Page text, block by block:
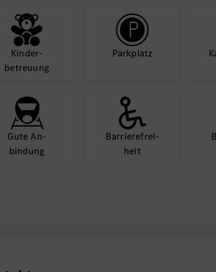
Kinder­
betreuung
Park­platz
Gute An­
bindung
Barriere­frei­
heit